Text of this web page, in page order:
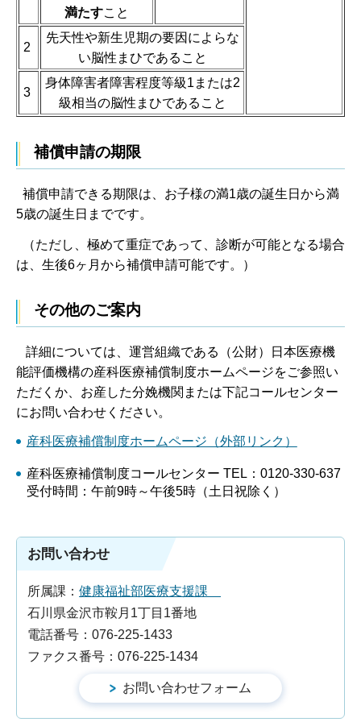
満たすこと
2
先天性や新生児期の要因によらな
い脳性まひであること
3
身体障害者障害程度等級1または2
級相当の脳性まひであること
補償申請の期限
補償申請できる期限は、お子様の満1歳の誕生日から満
5歳の誕生日までです。
（ただし、極めて重症であって、診断が可能となる場合
は、生後6ヶ月から補償申請可能です。）
その他のご案内
詳細については、運営組織である（公財）日本医療機
能評価機構の産科医療補償制度ホームページをご参照い
ただくか、お産した分娩機関または下記コールセンター
にお問い合わせください。
産科医療補償制度ホームページ（外部リンク）
産科医療補償制度コールセンター TEL：0120-330-637
受付時間：午前9時～午後5時（土日祝除く）
お問い合わせ
所属課： 健康福祉部医療支援課
石川県金沢市鞍月1丁目1番地
電話番号：076-225-1433
ファクス番号：076-225-1434